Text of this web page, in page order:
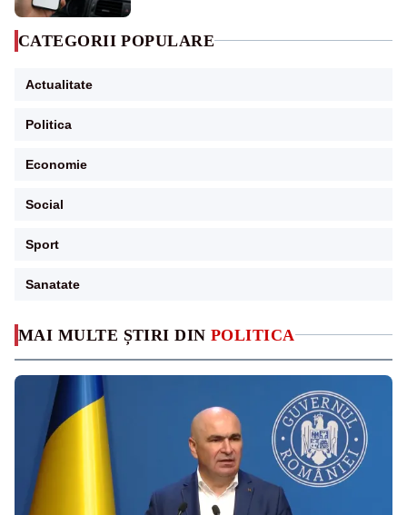
MAI MULTE ȘTIRI DIN POLITICA
CATEGORII POPULARE
Actualitate
Politica
Economie
Social
Sport
Sanatate